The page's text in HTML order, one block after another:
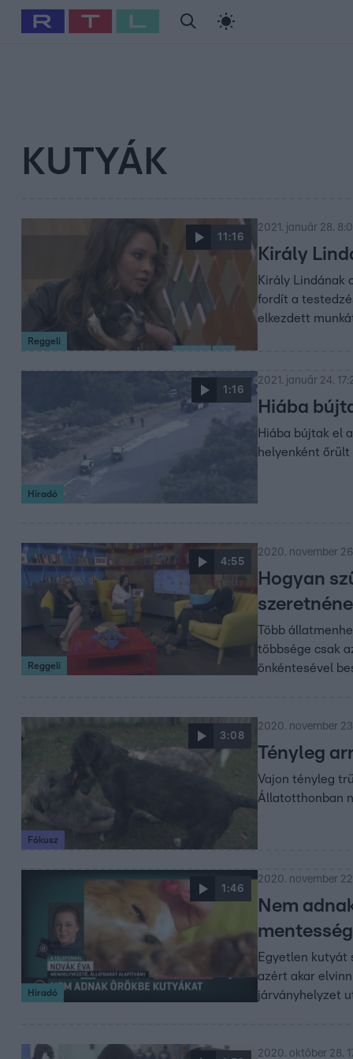
Babits Marcella Szellő István Most Wanted
KUTYÁK
11:16
Reggeli
2021. január 28.
Király
Király Lindának
fordít a
elkezdett
1:16
Híradó
2021. január 24.
Hiába
Hiába bújtak el
helyenként
4:55
Reggeli
2020. november
Hogyan
Több
többsége csak
önkéntesével
3:08
Fókusz
2020. november 23.
Tényleg
Vajon tényleg
Állatotthonban
1:46
Híradó
2020. november
Nem
Egyetlen kutyát
azért akar
járványhelyzet
2020. október 28.